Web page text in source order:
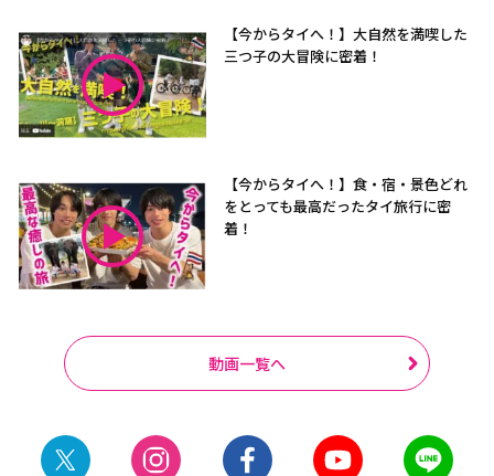
【今からタイへ！】大自然を満喫した
三つ子の大冒険に密着！
【今からタイへ！】食・宿・景色どれ
をとっても最高だったタイ旅行に密
着！
動画一覧へ